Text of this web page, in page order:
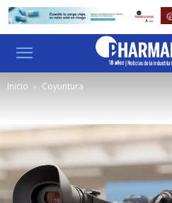
Inicio Coyuntura